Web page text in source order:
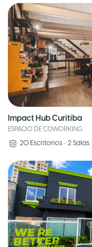
Impact Hub Curitiba
ESPACIO DE COWORKING
20 Escritorios • 2 Salas